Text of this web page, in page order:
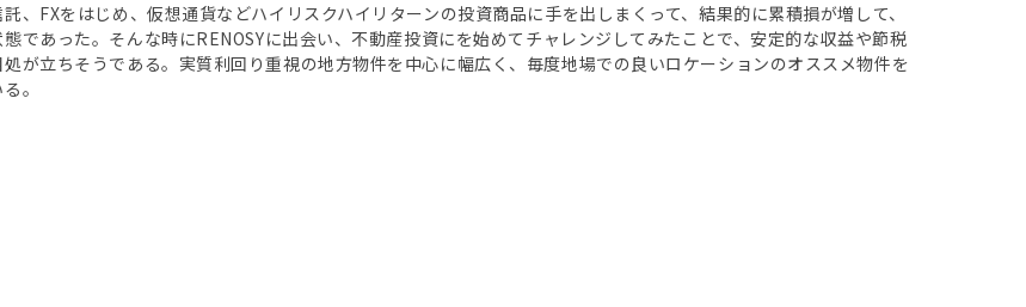
、FXをはじめ、仮想通貨などハイリスクハイリターンの投資商品に手を出しまくって、結果的に累積損が増して、
であった。そんな時にRENOSYに出会い、不動産投資にを始めてチャレンジしてみたことで、安定的な収益や節税
が立ちそうである。実質利回り重視の地方物件を中心に幅広く、毎度地場での良いロケーションのオススメ物件を
。